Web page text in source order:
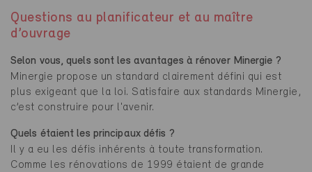
Questions au planificateur et au maître
d’ouvrage
Selon vous, quels sont les avantages à rénover Minergie ?
Minergie propose un standard clairement défini qui est
plus exigeant que la loi. Satisfaire aux standards Minergie,
c’est construire pour l'avenir.
Quels étaient les principaux défis ?
Il y a eu les défis inhérents à toute transformation.
Comme les rénovations de 1999 étaient de grande